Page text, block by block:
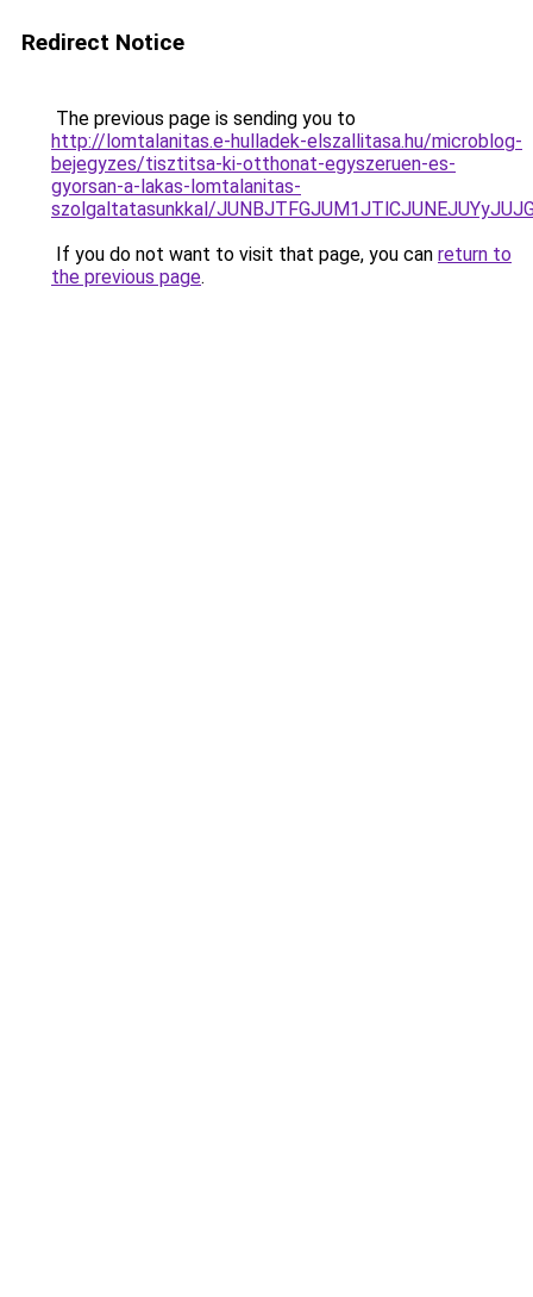
Redirect Notice
The previous page is sending you to
http://lomtalanitas.e-hulladek-elszallitasa.hu/microblog-
bejegyzes/tisztitsa-ki-otthonat-egyszeruen-es-
gyorsan-a-lakas-lomtalanitas-
szolgaltatasunkkal/
If you do not want to visit that page, you can return to
the previous page.